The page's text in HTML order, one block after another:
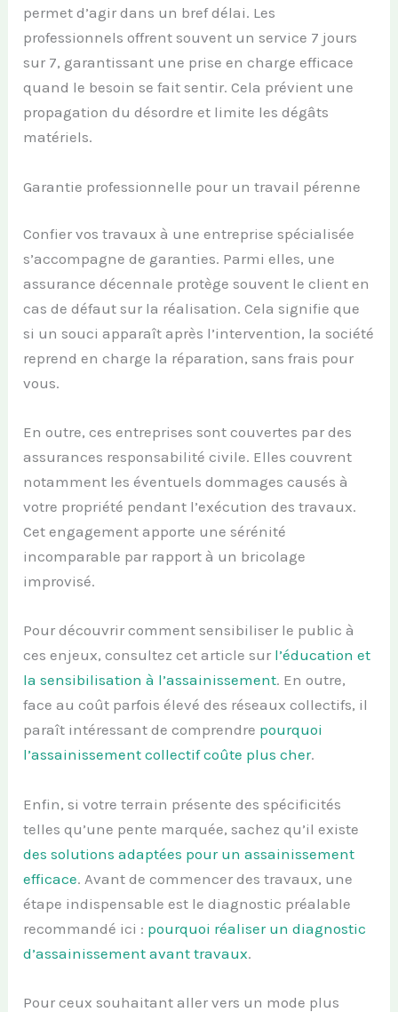
permet d’agir dans un bref délai. Les
professionnels offrent souvent un service 7 jours
sur 7, garantissant une prise en charge efficace
quand le besoin se fait sentir. Cela prévient une
propagation du désordre et limite les dégâts
matériels.
Garantie professionnelle pour un travail pérenne
Confier vos travaux à une entreprise spécialisée
s’accompagne de garanties. Parmi elles, une
assurance décennale protège souvent le client en
cas de défaut sur la réalisation. Cela signifie que
si un souci apparaît après l’intervention, la société
reprend en charge la réparation, sans frais pour
vous.
En outre, ces entreprises sont couvertes par des
assurances responsabilité civile. Elles couvrent
notamment les éventuels dommages causés à
votre propriété pendant l’exécution des travaux.
Cet engagement apporte une sérénité
incomparable par rapport à un bricolage
improvisé.
Pour découvrir comment sensibiliser le public à
ces enjeux, consultez cet article sur l’éducation et
la sensibilisation à l’assainissement. En outre,
face au coût parfois élevé des réseaux collectifs, il
paraît intéressant de comprendre pourquoi
l’assainissement collectif coûte plus cher.
Enfin, si votre terrain présente des spécificités
telles qu’une pente marquée, sachez qu’il existe
des solutions adaptées pour un assainissement
efficace. Avant de commencer des travaux, une
étape indispensable est le diagnostic préalable
recommandé ici : pourquoi réaliser un diagnostic
d’assainissement avant travaux.
Pour ceux souhaitant aller vers un mode plus